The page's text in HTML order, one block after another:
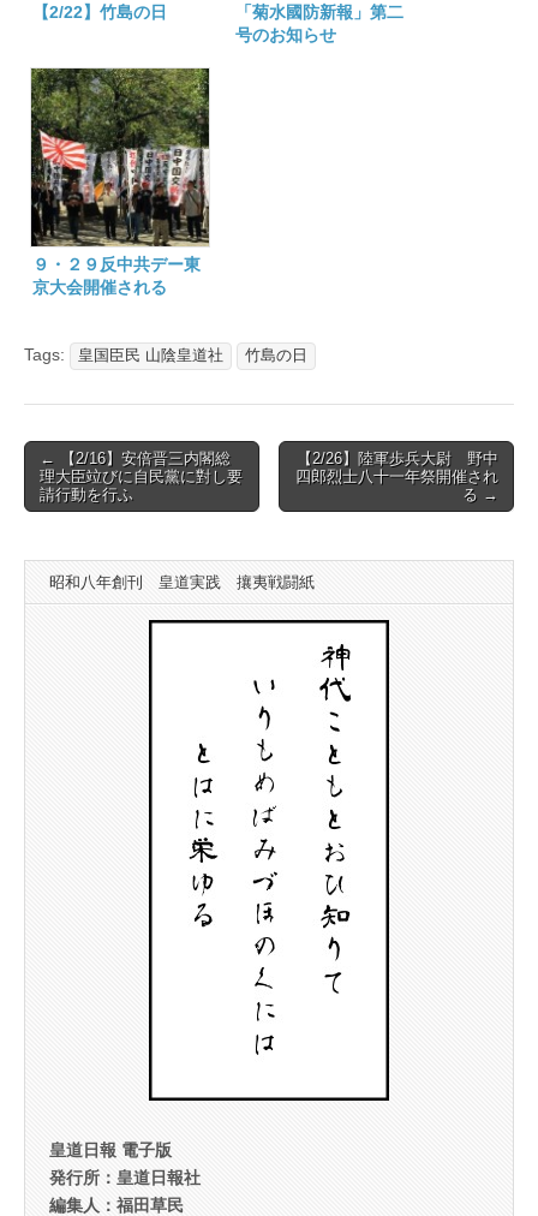
【2/22】竹島の日
「菊水國防新報」第二
号のお知らせ
９・２９反中共デー東
京大会開催される
Tags: 皇国臣民 山陰皇道社 竹島の日
Post
navigation
← 【2/16】安倍晋三内閣総
理大臣竝びに自民黨に對し要
請行動を行ふ
【2/26】陸軍歩兵大尉 野中
四郎烈士八十一年祭開催され
る →
昭和八年創刊 皇道実践 攘夷戦闘紙
皇道日報 電子版
発行所：皇道日報社
編集人：福田草民